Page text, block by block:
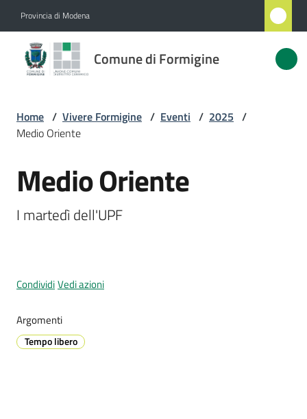
Provincia di Modena
Comune di Formigine
Comune
di
Novità
Servizi
Menu selezionato
Home / Vivere Formigine / Eventi / 2025 /
Medio Oriente
Salta al contenuto
Medio Oriente
I martedì dell'UPF
CondividiVedi azioni
Argomenti
Tempo libero